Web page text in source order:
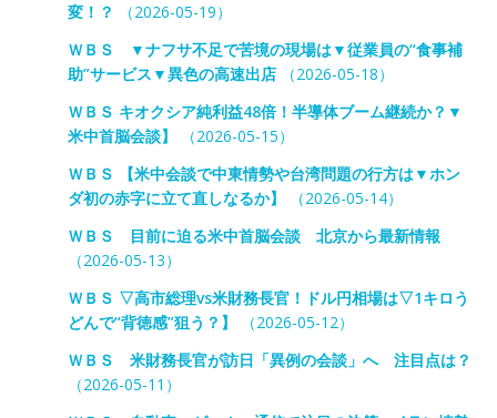
変！？
（2026-05-19）
ＷＢＳ ▼ナフサ不足で苦境の現場は▼従業員の“食事補
助”サービス▼異色の高速出店（2026-05-18）
ＷＢＳ キオクシア純利益48倍！半導体ブーム継続か？▼
米中首脳会談】
（2026-05-15）
ＷＢＳ 【米中会談で中東情勢や台湾問題の行方は▼ホン
ダ初の赤字に立て直しなるか】
（2026-05-14）
ＷＢＳ 目前に迫る米中首脳会談 北京から最新情報
（2026-05-13）
ＷＢＳ ▽高市総理vs米財務長官！ドル円相場は▽1キロう
どんで“背徳感”狙う？】
（2026-05-12）
ＷＢＳ 米財務長官が訪日「異例の会談」へ 注目点は？
（2026-05-11）